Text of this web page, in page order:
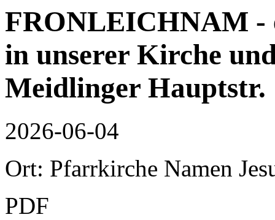
FRONLEICHNAM -
in unserer Kirche
Meidlinger Hauptstr.
2026-06-04
Ort: Pfarrkirche Namen
PDF